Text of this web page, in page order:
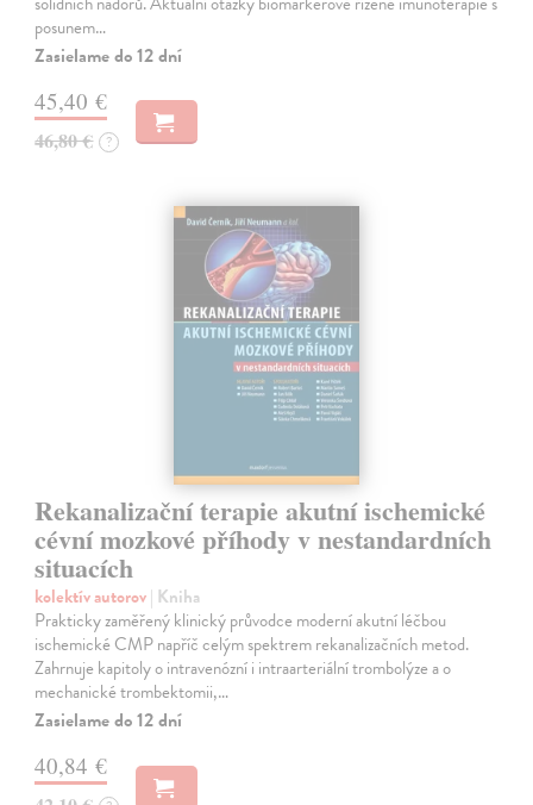
posunem…
Zasielame do 12 dní
45,40 €
46,80 € ?
Rekanalizační terapie akutní ischemické
cévní mozkové příhody v nestandardních
situacích
kolektív autorov| Kniha
Prakticky zaměřený klinický průvodce moderní akutní léčbou
ischemické CMP napříč celým spektrem rekanalizačních metod.
Zahrnuje kapitoly o intravenózní i intraarteriální trombolýze a o
mechanické trombektomii,…
Zasielame do 12 dní
40,84 €